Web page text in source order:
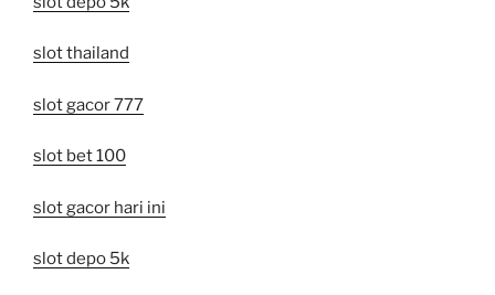
slot thailand
slot gacor 777
slot bet 100
slot gacor hari ini
slot depo 5k